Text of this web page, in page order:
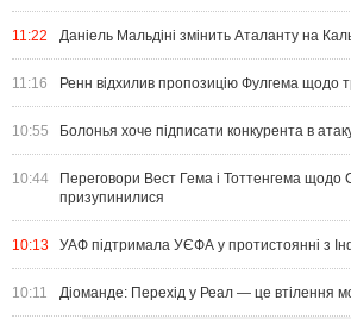
11:22 Даніель Мальдіні змінить Аталанту на
11:16 Ренн відхилив пропозицію Фулгема щодо
10:55 Болонья хоче підписати конкурента в
10:44
Переговори Вест Гема і Тоттенгема щодо
призупинилися
10:13 УАФ підтримала УЄФА у протистоянні з
10:11 Діоманде: Перехід у Реал — це втілення